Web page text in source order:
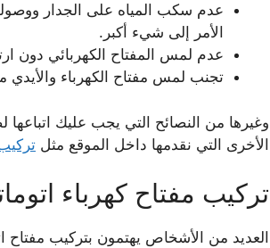
عدم سكب المياه على الجدار
الأمر إلى شيء أكبر.
عدم لمس المفتاح الكهربائي دون
تجنب لمس مفتاح الكهرباء والأيدي
وغيرها من النصائح التي يجب عليك
الأخرى التي نقدمها داخل الموقع مثل
تركيب مفتاح كهرباء
العديد من الأشخاص يهتمون بتركيب مفتاح